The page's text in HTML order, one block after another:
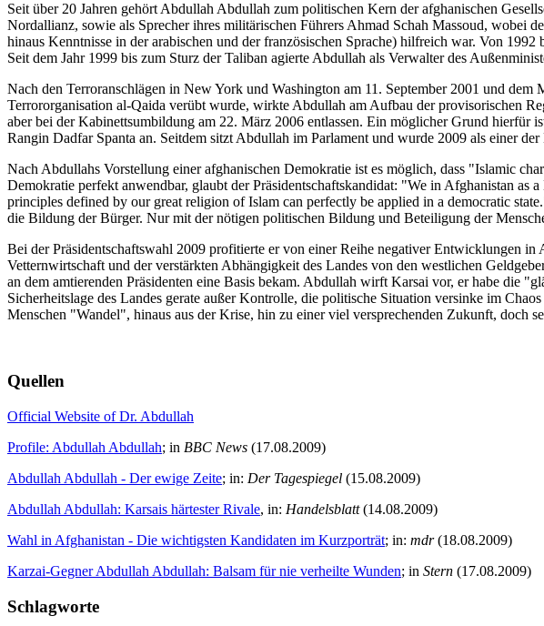
Seit über 20 Jahren gehört Abdullah Abdullah zum politischen Kern der afghanischen
Nordallianz, sowie als Sprecher ihres militärischen Führers Ahmad Schah Massoud, wobei
hinaus Kenntnisse in der arabischen und der französischen Sprache) hilfreich war. Von
Seit dem Jahr 1999 bis zum Sturz der Taliban agierte Abdullah als Verwalter des
Nach den Terroranschlägen in New York und Washington am 11. September 2001 und
Terrororganisation al-Qaida verübt wurde, wirkte Abdullah am Aufbau der provisorischen
aber bei der Kabinettsumbildung am 22. März 2006 entlassen. Ein möglicher Grund
Rangin Dadfar Spanta an. Seitdem sitzt Abdullah im Parlament und wurde 2009 als einer
Nach Abdullahs Vorstellung einer afghanischen Demokratie ist es möglich, dass "Islamic
Demokratie perfekt anwendbar, glaubt der Präsidentschaftskandidat: "We in Afghanistan
principles defined by our great religion of Islam can perfectly be applied in a democratic
die Bildung der Bürger. Nur mit der nötigen politischen Bildung und Beteiligung der
Bei der Präsidentschaftswahl 2009 profitierte er von einer Reihe negativer Entwicklungen
Vetternwirtschaft und der verstärkten Abhängigkeit des Landes von den westlichen
an dem amtierenden Präsidenten eine Basis bekam. Abdullah wirft Karsai vor, er habe die
Sicherheitslage des Landes gerate außer Kontrolle, die politische Situation versinke im
Menschen "Wandel", hinaus aus der Krise, hin zu einer viel versprechenden Zukunft, doch
Quellen
Official Website of Dr. Abdullah
Profile: Abdullah Abdullah; in BBC News (17.08.2009)
Abdullah Abdullah - Der ewige Zeite; in: Der Tagespiegel (15.08.2009)
Abdullah Abdullah: Karsais härtester Rivale, in: Handelsblatt(14.08.2009)
Wahl in Afghanistan - Die wichtigsten Kandidaten im Kurzporträt; in: mdr(18.08.2009)
Karzai-Gegner Abdullah Abdullah: Balsam für nie verheilte Wunden; in Stern (17.08.2009)
Schlagworte